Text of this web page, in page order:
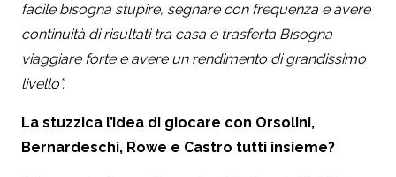
facile bisogna stupire, segnare con frequenza e avere
continuità di risultati tra casa e trasferta Bisogna
viaggiare forte e avere un rendimento di grandissimo
livello”.
La stuzzica l’idea di giocare con Orsolini,
Bernardeschi, Rowe e Castro tutti insieme?